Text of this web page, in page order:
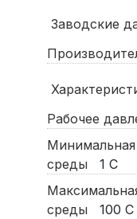
Заводские
Рабочее
Минимальная
среды
1 С
среды
100 С